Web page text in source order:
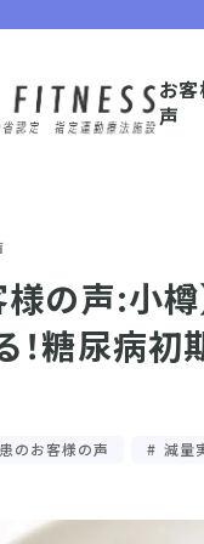
お
声
様の声:小
！糖尿病
のお客様の声 減量